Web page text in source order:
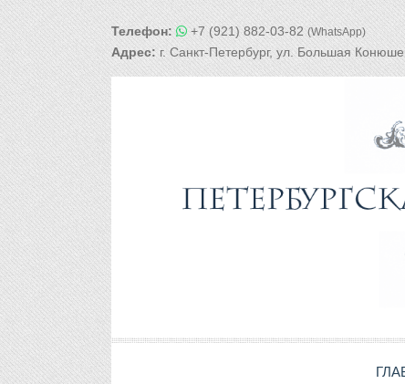
Телефон: +7 (921) 882-03-82(WhatsApp)
Адрес:г. Санкт-Петербург, ул. Большая